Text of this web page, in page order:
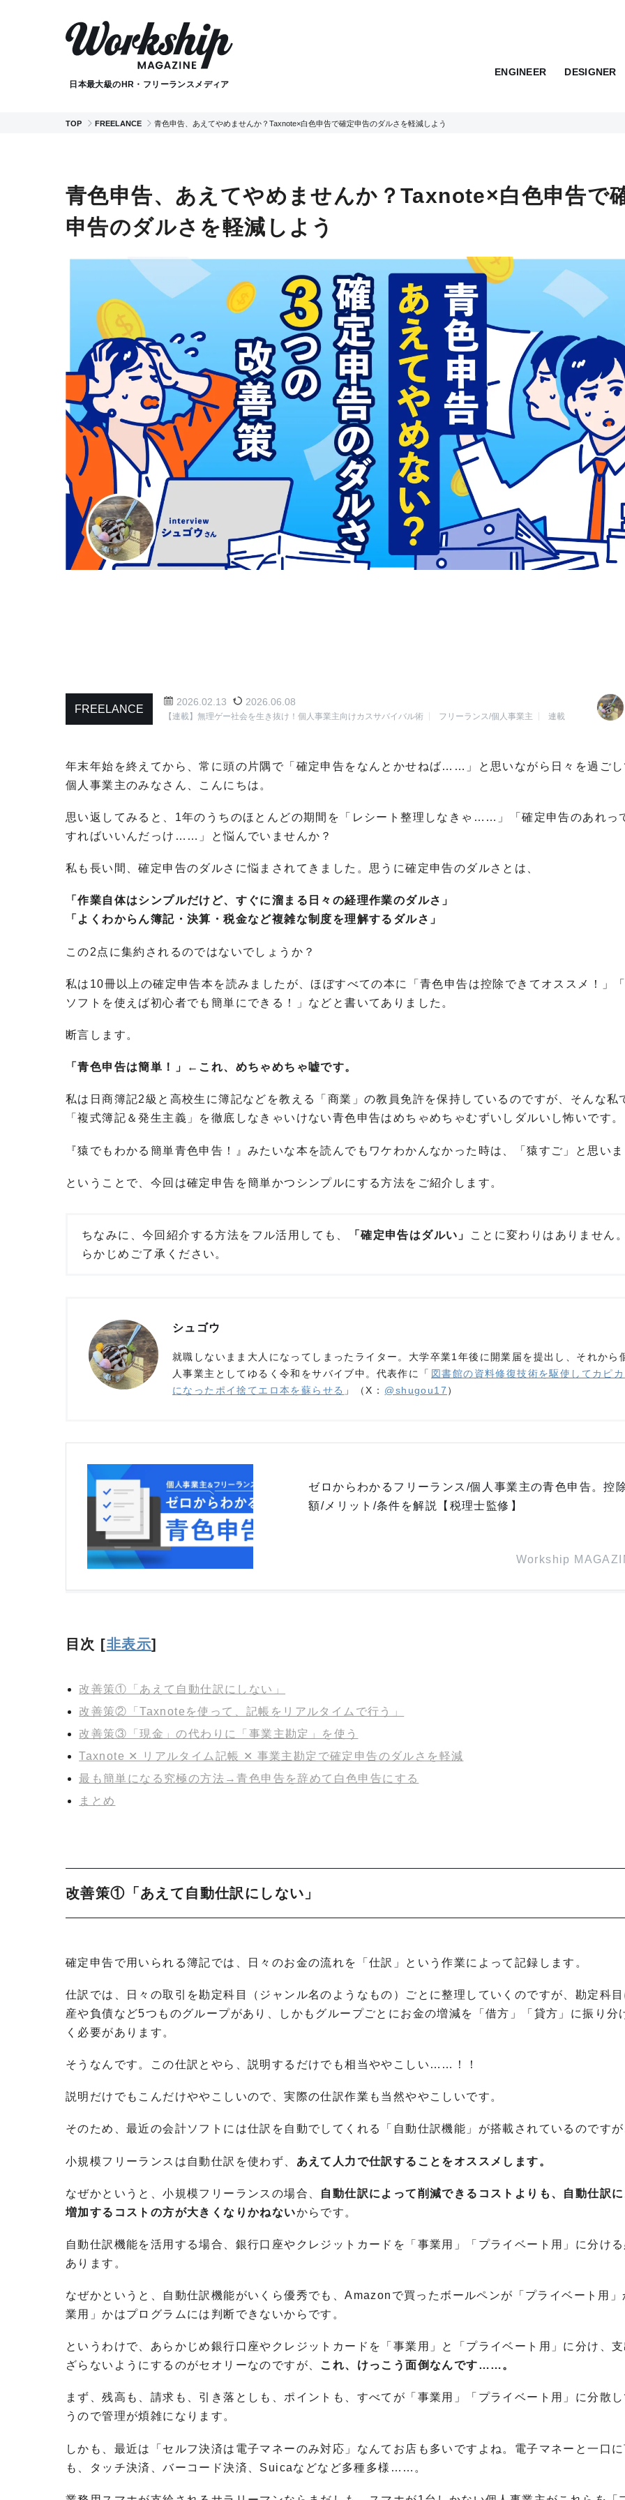
日本最大級のHR・フリーランスメディア
ENGINEER DESIGNER
TOP FREELANCE 青色申告、あえてやめませんか？Taxnote×白色申告で確定申告のダルさを軽減しよう
青色申告、あえてやめませんか？Taxnote×白色申告で
申告のダルさを軽減しよう
FREELANCE
2026.02.13 2026.06.08
【連載】無理ゲー社会を生き抜け！個人事業主向けカスサバイバル術 フリーランス/個人事業主 連載
年末年始を終えてから、常に頭の片隅で「確定申告をなんとかせねば……」と思いながら日々を過ごし
個人事業主のみなさん、こんにちは。
思い返してみると、1年のうちのほとんどの期間を「レシート整理しなきゃ……」「確定申告のあれっ
すればいいんだっけ……」と悩んでいませんか？
私も長い間、確定申告のダルさに悩まされてきました。思うに確定申告のダルさとは、
「作業自体はシンプルだけど、すぐに溜まる日々の経理作業のダルさ」
「よくわからん簿記・決算・税金など複雑な制度を理解するダルさ」
この2点に集約されるのではないでしょうか？
私は10冊以上の確定申告本を読みましたが、ほぼすべての本に「青色申告は控除できてオススメ！」
ソフトを使えば初心者でも簡単にできる！」などと書いてありました。
断言します。
「青色申告は簡単！」←これ、めちゃめちゃ嘘です。
私は日商簿記2級と高校生に簿記などを教える「商業」の教員免許を保持しているのですが、そんな私
「複式簿記＆発生主義」を徹底しなきゃいけない青色申告はめちゃめちゃむずいしダルいし怖いです。
『猿でもわかる簡単青色申告！』みたいな本を読んでもワケわかんなかった時は、「猿すご」と思いま
ということで、今回は確定申告を簡単かつシンプルにする方法をご紹介します。
ちなみに、今回紹介する方法をフル活用しても、 「確定申告はダルい」
ことに変わりはありません
らかじめご了承ください。
シュゴウ
就職しないまま大人になってしまったライター。大学卒業1年後に開業届を提出し、それから
人事業主としてゆるく令和をサバイブ中。代表作に「 図書館の資料修復技術を駆使してカピ
になったポイ捨てエロ本を蘇らせる 」（X： @shugou17 ）
ゼロからわかるフリーランス/個人事業主の青色申告。控
額/メリット/条件を解説【税理士監修】
Workship
目次 [非表示]
改善策①「あえて自動仕訳にしない」
改善策②「Taxnoteを使って、記帳をリアルタイムで行う」
改善策③「現金」の代わりに「事業主勘定」を使う
Taxnote ✕ リアルタイム記帳 ✕ 事業主勘定で確定申告のダルさを軽減
最も簡単になる究極の方法→青色申告を辞めて白色申告にする
まとめ
改善策①「あえて自動仕訳にしない」
確定申告で用いられる簿記では、日々のお金の流れを「仕訳」という作業によって記録します。
仕訳では、日々の取引を勘定科目（ジャンル名のようなもの）ごとに整理していくのですが、勘定科目
産や負債など5つものグループがあり、しかもグループごとにお金の増減を「借方」「貸方」に振り分
く必要があります。
そうなんです。この仕訳とやら、説明するだけでも相当ややこしい……！！
説明だけでもこんだけややこしいので、実際の仕訳作業も当然ややこしいです。
そのため、最近の会計ソフトには仕訳を自動でしてくれる「自動仕訳機能」が搭載されているのです
小規模フリーランスは自動仕訳を使わず、 あえて人力で仕訳することをオススメします。
なぜかというと、小規模フリーランスの場合、 自動仕訳によって削減できるコストよりも、自動仕訳に
増加するコストの方が大きくなりかねないからです。
自動仕訳機能を活用する場合、銀行口座やクレジットカードを「事業用」「プライベート用」に分け
あります。
なぜかというと、自動仕訳機能がいくら優秀でも、Amazonで買ったボールペンが「プライベート用」
業用」かはプログラムには判断できないからです。
というわけで、あらかじめ銀行口座やクレジットカードを「事業用」と「プライベート用」に分け、支
ざらないようにするのがセオリーなのですが、 これ、けっこう面倒なんです……。
まず、残高も、請求も、引き落としも、ポイントも、すべてが「事業用」「プライベート用」に分散し
うので管理が煩雑になります。
しかも、最近は「セルフ決済は電子マネーのみ対応」なんてお店も多いですよね。電子マネーと一口に
も、タッチ決済、バーコード決済、Suicaなどなど多種多様……。